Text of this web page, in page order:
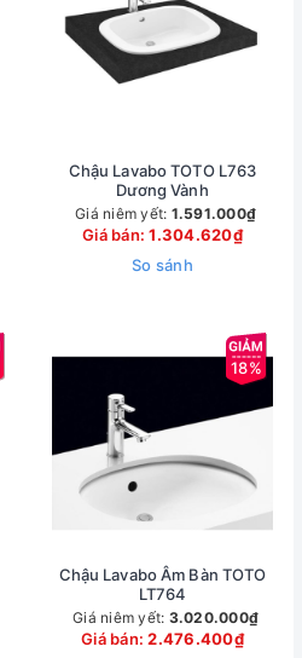
Chậu Lavabo TOTO L763
Dương Vành
Giá niêm yết: 1.591.000₫
Giá bán:1.304.620₫
So sánh
18%
Chậu Lavabo Âm Bàn TOTO
LT764
Giá niêm yết: 3.020.000₫
Giá bán:2.476.400₫